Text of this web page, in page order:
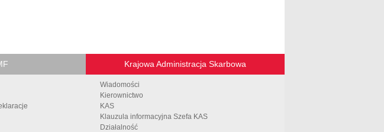
Krajowa Administracja Skarbowa
Wiadomości
Kierownictwo
KAS
Klauzula informacyjna Szefa KAS
Działalność